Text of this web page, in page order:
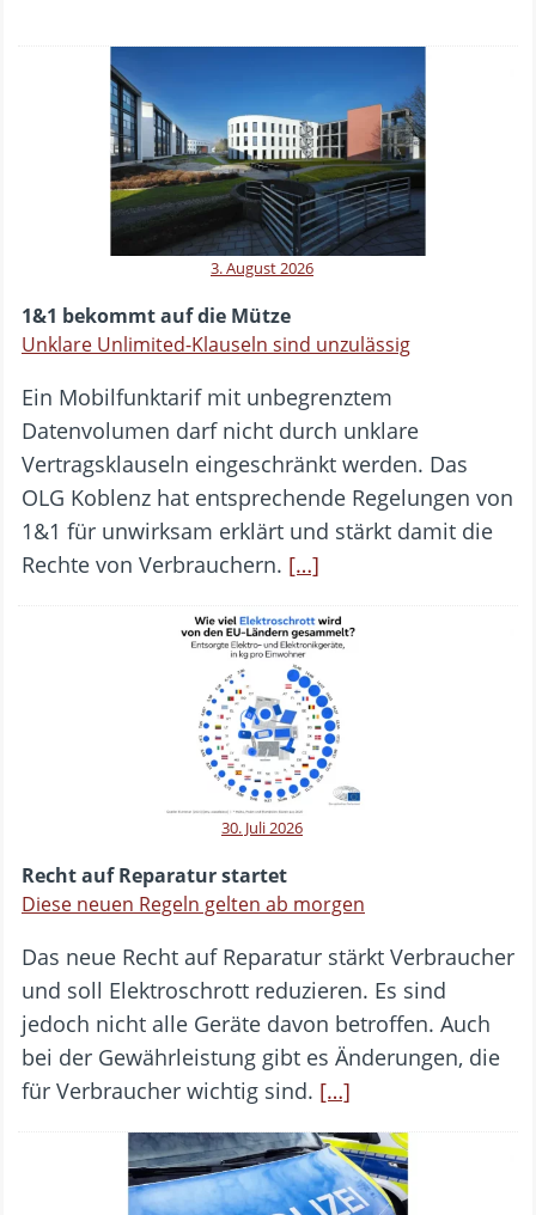
3. August 2026
1&1 bekommt auf die Mütze
Unklare Unlimited-Klauseln sind unzulässig
Ein Mobilfunktarif mit unbegrenztem
Datenvolumen darf nicht durch unklare
Vertragsklauseln eingeschränkt werden. Das
OLG Koblenz hat entsprechende Regelungen von
1&1 für unwirksam erklärt und stärkt damit die
Rechte von Verbrauchern. […]
30. Juli 2026
Recht auf Reparatur startet
Diese neuen Regeln gelten ab morgen
Das neue Recht auf Reparatur stärkt Verbraucher
und soll Elektroschrott reduzieren. Es sind
jedoch nicht alle Geräte davon betroffen. Auch
bei der Gewährleistung gibt es Änderungen, die
für Verbraucher wichtig sind. […]